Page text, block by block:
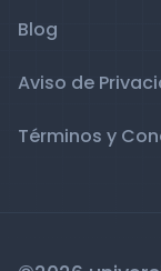
Blog
Aviso de
Términos y